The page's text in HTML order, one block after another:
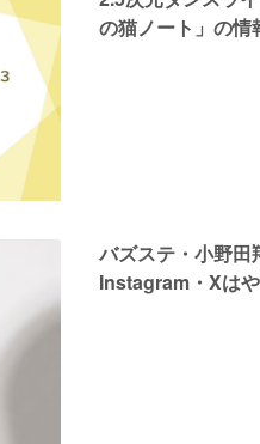
の猫ノート」の
バズステ・小野
Instagram・Xは